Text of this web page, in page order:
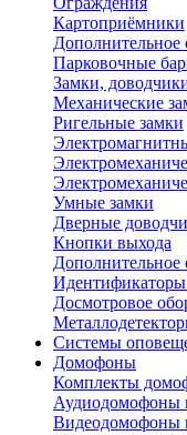
Картоприёмники
Дополнительное
Парковочные
Замки,
Механические
Ригельные замки
Умные замки
Дверные
Кнопки выхода
Дополнительное
Досмотровое
Системы
Домофоны
Комплекты
Аудиодомофоны
Видеодомофоны